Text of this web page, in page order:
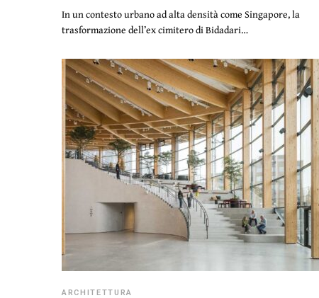
In un contesto urbano ad alta densità come Singapore, la
trasformazione dell’ex cimitero di Bidadari…
ARCHITETTURA